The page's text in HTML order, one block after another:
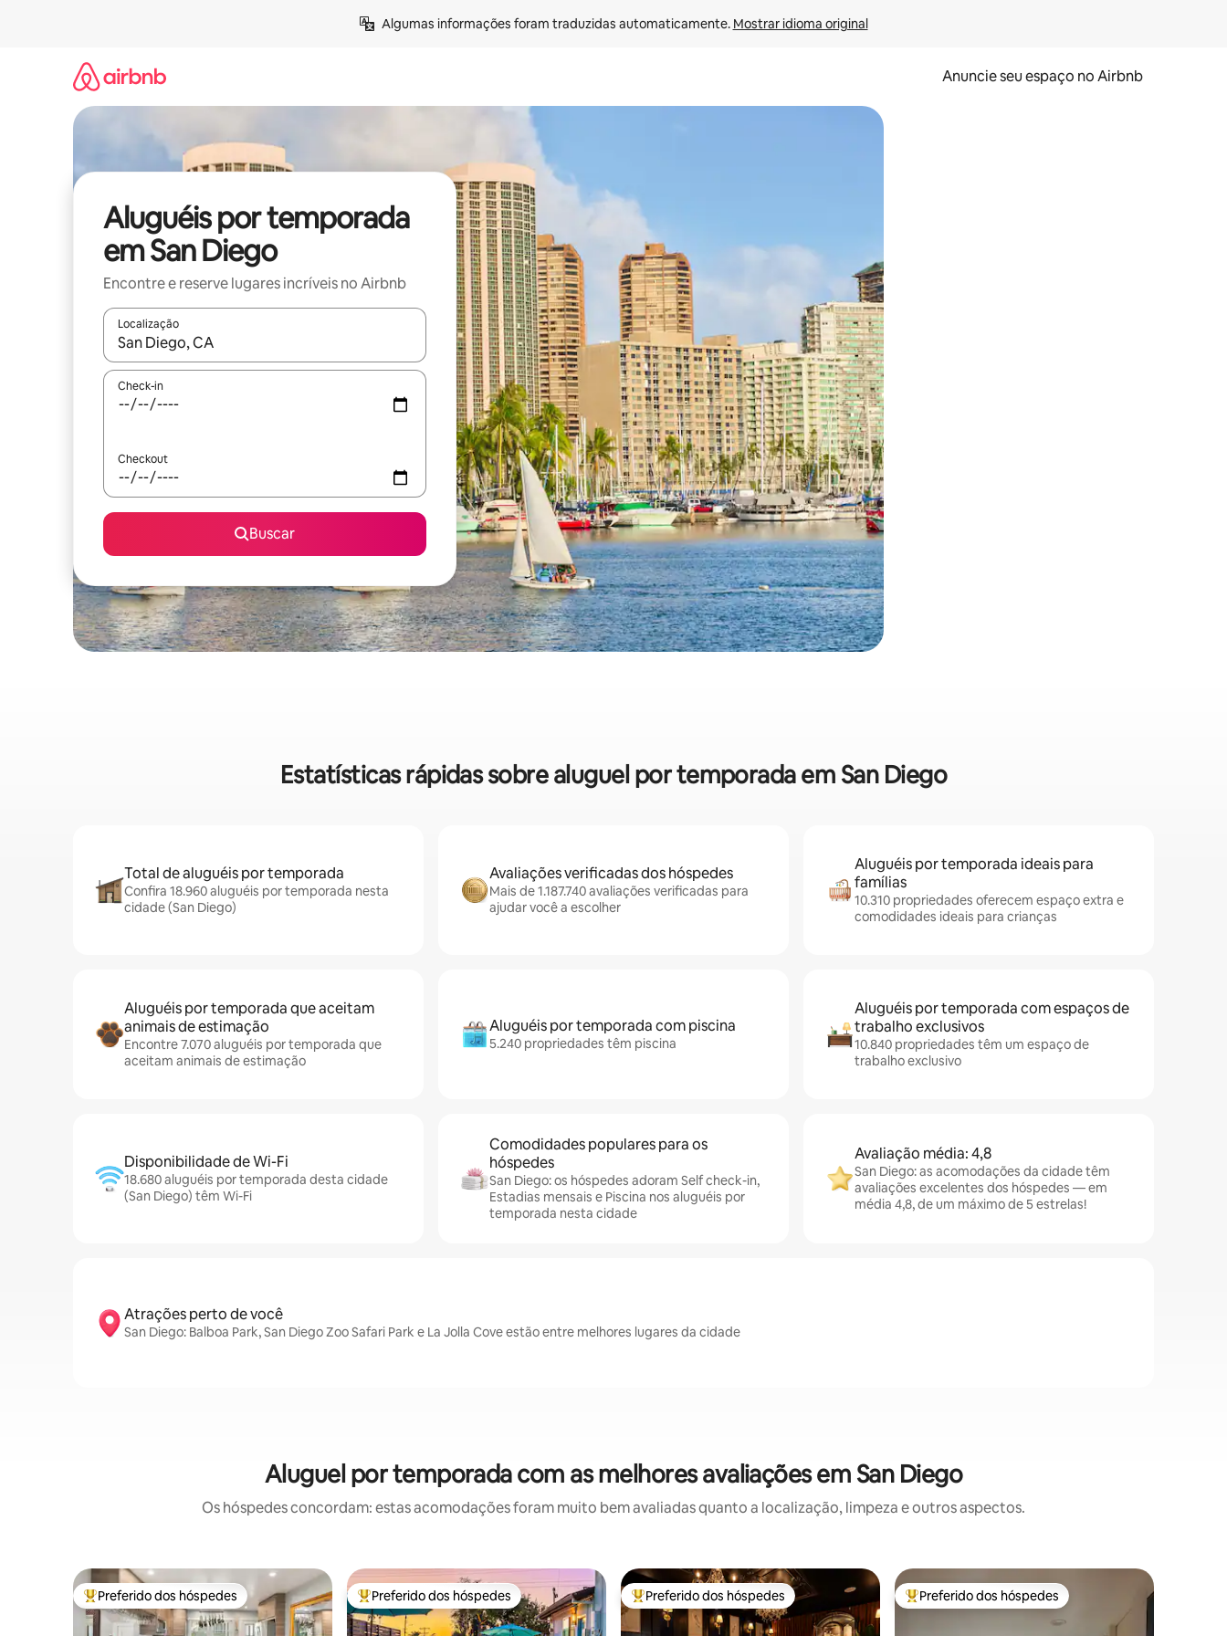
Algumas informações foram traduzidas automaticamente. Mostrar idioma original
Anuncie seu espaço no Airbnb
Aluguéis por temporada
em San Diego
Encontre e reserve lugares incríveis no Airbnb
Localização
Quando os resultados estiverem disponíveis, explore-os usando as seta para cima e para baixo do teclado ou tocando e deslizando o dedo na tela.
Check-in
Checkout
Buscar
Estatísticas rápidas sobre aluguel por temporada em San Diego
Total de aluguéis por temporada
Confira 18.960 aluguéis por temporada nesta
cidade (San Diego)
Avaliações verificadas dos hóspedes
Mais de 1.187.740 avaliações verificadas para
ajudar você a escolher
Aluguéis por temporada ideais para
famílias
10.310 propriedades oferecem espaço extra e
comodidades ideais para crianças
Aluguéis por temporada que aceitam
animais de estimação
Encontre 7.070 aluguéis por temporada que
aceitam animais de estimação
Aluguéis por temporada com piscina
5.240 propriedades têm piscina
Aluguéis por temporada com espaços de
trabalho exclusivos
10.840 propriedades têm um espaço de
trabalho exclusivo
Disponibilidade de Wi-Fi
18.680 aluguéis por temporada desta cidade
(San Diego) têm Wi-Fi
Comodidades populares para os
hóspedes
San Diego: os hóspedes adoram Self check-in,
Estadias mensais e Piscina nos aluguéis por
temporada nesta cidade
Avaliação média: 4,8
San Diego: as acomodações da cidade têm
avaliações excelentes dos hóspedes — em
média 4,8, de um máximo de 5 estrelas!
Atrações perto de você
San Diego: Balboa Park, San Diego Zoo Safari Park e La Jolla Cove estão entre melhores lugares da cidade
Aluguel por temporada com as melhores avaliações em San Diego
Os hóspedes concordam: estas acomodações foram muito bem avaliadas quanto a localização, limpeza e outros aspectos.
Entre os melhores preferidos dos hóspedes
Preferido dos hóspedes Entre os melhores preferidos dos hóspedes
Preferido dos hóspedes Entre os melhores preferidos dos hóspedes
Preferido dos hóspedes Entre os melhores preferidos dos hóspedes
Preferido dos hóspedes